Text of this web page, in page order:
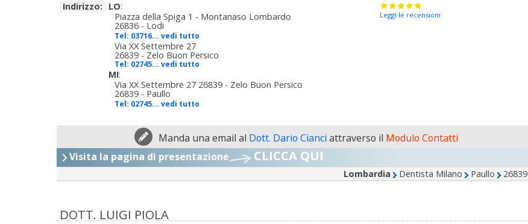
Indirizzo: LO:
Piazza della Spiga 1 - Montanaso Lombardo
26836 - Lodi
Tel: 03716... vedi tutto
Via XX Settembre 27
26839 - Zelo Buon Persico
Tel: 02745... vedi tutto
MI:
Via XX Settembre 27 26839 - Zelo Buon Persico
26839 - Paullo
Tel: 02745... vedi tutto
Leggi le recensioni
Manda una email al Dott. Dario Cianci attraverso il Modulo Contatti
Visita la pagina di presentazione
CLICCA QUI
Lombardia Dentista Milano Paullo 26839
DOTT. LUIGI PIOLA